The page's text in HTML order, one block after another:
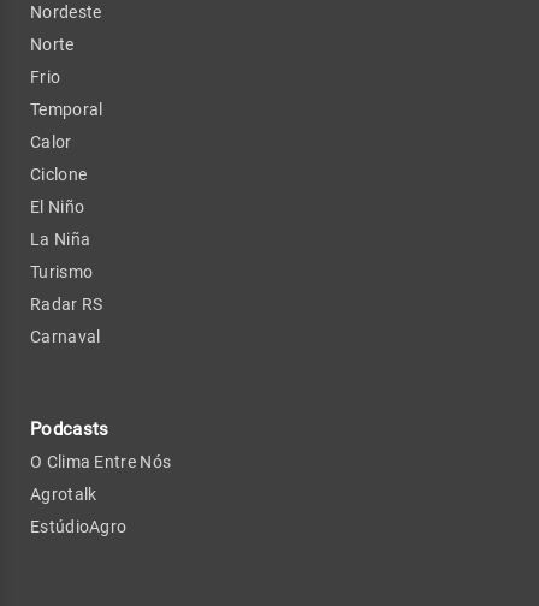
Nordeste
Norte
Frio
Temporal
Calor
Ciclone
El Niño
La Niña
Turismo
Radar RS
Carnaval
Podcasts
O Clima Entre Nós
Agrotalk
EstúdioAgro